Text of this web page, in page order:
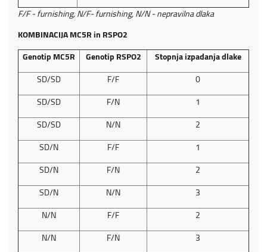
F/F - furnishing, N/F- furnishing, N/N - nepravilna dlaka
KOMBINACIJA MC5R in RSPO2
Genotip MC5R
Genotip RSPO2
Stopnja izpadanja dlake
SD/SD
F/F
0
SD/SD
F/N
1
SD/SD
N/N
2
SD/N
F/F
1
SD/N
F/N
2
SD/N
N/N
3
N/N
F/F
2
N/N
F/N
3